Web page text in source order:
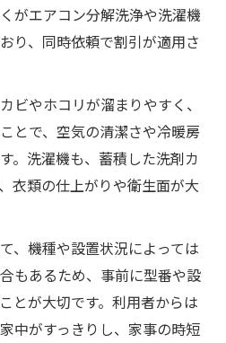
がエアコン分解洗浄や洗濯機
り、同時依頼で割引が適用さ
ビやホコリが溜まりやすく、
とで、空気の清潔さや冷暖房
。洗濯機も、蓄積した洗剤カ
衣類の仕上がりや衛生面が大
、機種や設置状況によっては
もあるため、事前に型番や設
とが大切です。利用者からは
中がすっきりし、家事の時短